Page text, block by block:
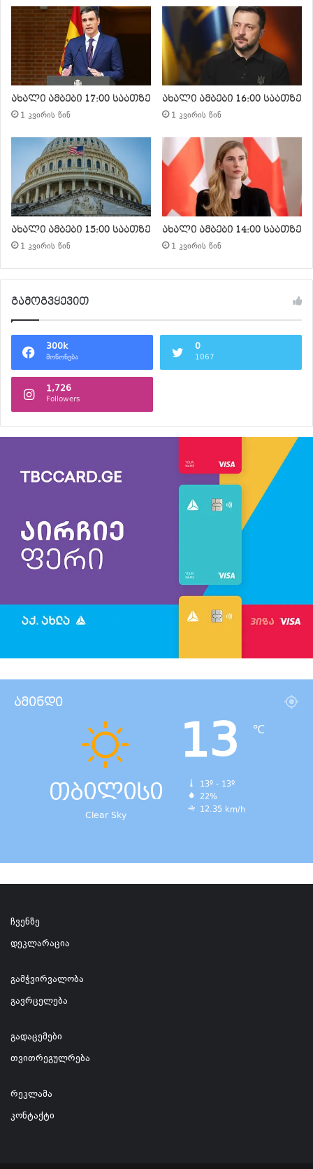
ახალი ამბები 17:00 საათზე
1 კვირის წინ
ახალი ამბები 16:00 საათზე
1 კვირის წინ
ახალი ამბები 15:00 საათზე
1 კვირის წინ
ახალი ამბები 14:00 საათზე
1 კვირის წინ
გამოგვყევით
300k
მოწონება
0
1067
1,726
Followers
ამინდი
თბილისი
Clear Sky
13 ℃
13º - 13º
22%
12.35 km/h
ჩვენზე
დეკლარაცია
გამჭვირვალობა
გავრცელება
გადაცემები
თვითრეგულრება
რეკლამა
კონტაქტი